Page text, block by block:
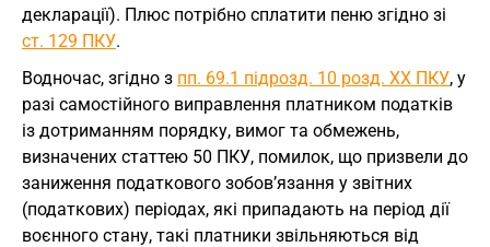
декларації). Плюс потрібно сплатити пеню згідно зі
ст. 129 ПКУ.
Водночас, згідно з пп. 69.1 підрозд. 10 розд. ХХ ПКУ, у
разі самостійного виправлення платником податків
із дотриманням порядку, вимог та обмежень,
визначених статтею 50 ПКУ, помилок, що призвели до
заниження податкового зобов’язання у звітних
(податкових) періодах, які припадають на період дії
воєнного стану, такі платники звільняються від